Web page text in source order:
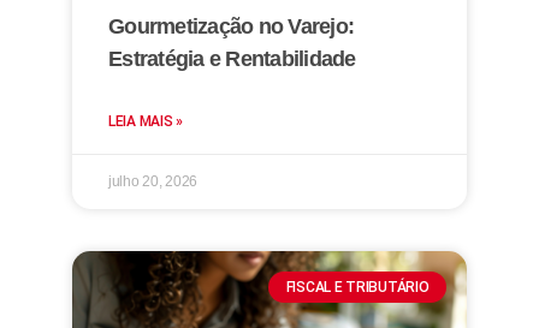
Gourmetização no Varejo:
Estratégia e Rentabilidade
LEIA MAIS »
julho 20, 2026
FISCAL E TRIBUTÁRIO